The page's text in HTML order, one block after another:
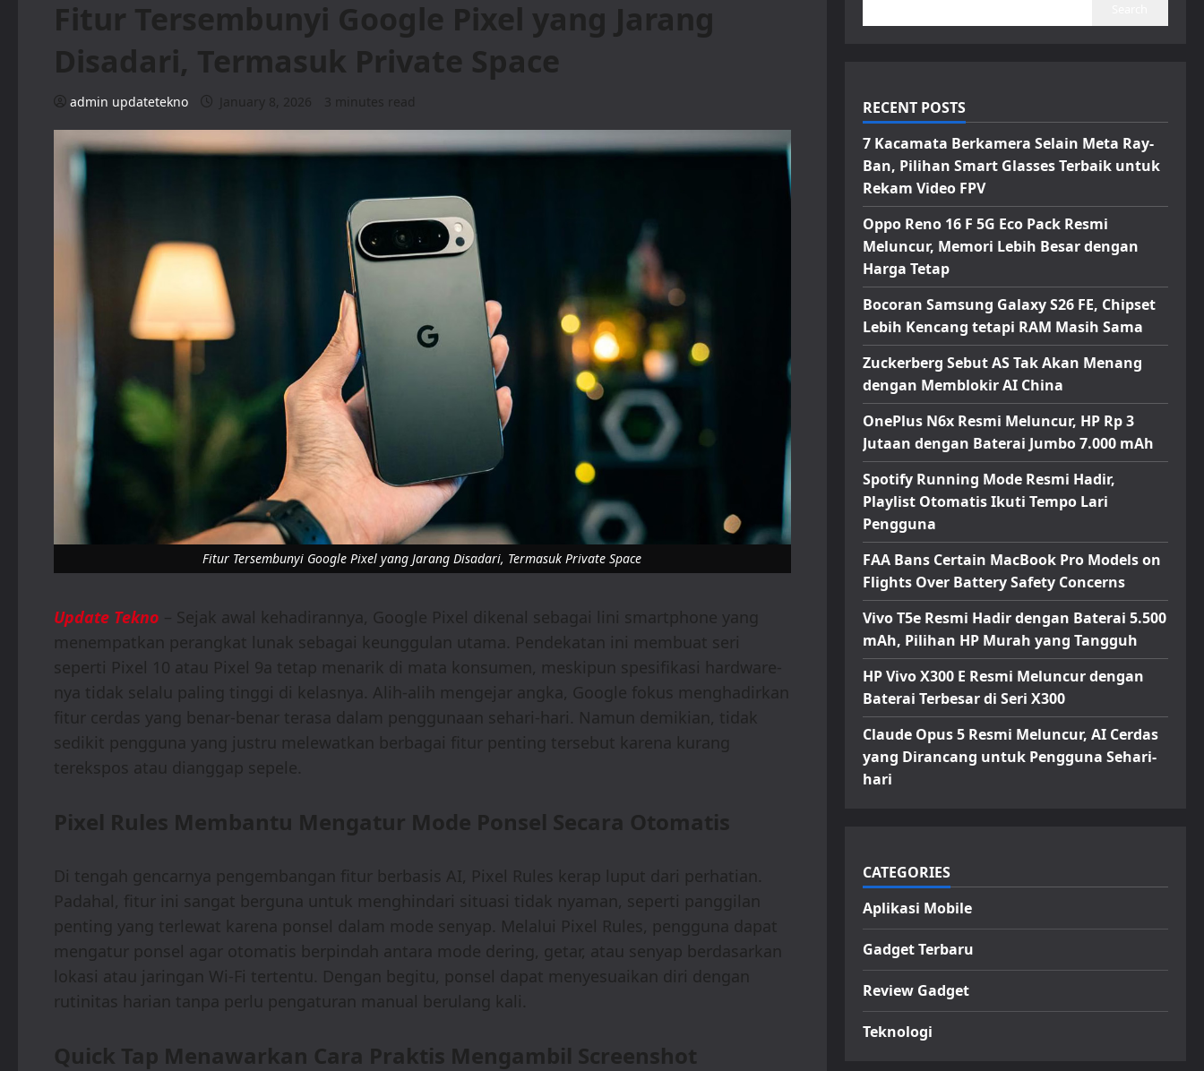
Fitur Tersembunyi Google Pixel yang Jarang
Disadari, Termasuk Private Space
admin updatetekno January 8, 2026 3 minutes read
Fitur Tersembunyi Google Pixel yang Jarang Disadari, Termasuk Private Space
Update Tekno – Sejak awal kehadirannya, Google Pixel dikenal sebagai lini smartphone yang
menempatkan perangkat lunak sebagai keunggulan utama. Pendekatan ini membuat seri
seperti Pixel 10 atau Pixel 9a tetap menarik di mata konsumen, meskipun spesifikasi hardware-
nya tidak selalu paling tinggi di kelasnya. Alih-alih mengejar angka, Google fokus menghadirkan
fitur cerdas yang benar-benar terasa dalam penggunaan sehari-hari. Namun demikian, tidak
sedikit pengguna yang justru melewatkan berbagai fitur penting tersebut karena kurang
terekspos atau dianggap sepele.
Pixel Rules Membantu Mengatur Mode Ponsel Secara Otomatis
Di tengah gencarnya pengembangan fitur berbasis AI, Pixel Rules kerap luput dari perhatian.
Padahal, fitur ini sangat berguna untuk menghindari situasi tidak nyaman, seperti panggilan
penting yang terlewat karena ponsel dalam mode senyap. Melalui Pixel Rules, pengguna dapat
mengatur ponsel agar otomatis berpindah antara mode dering, getar, atau senyap berdasarkan
lokasi atau jaringan Wi-Fi tertentu. Dengan begitu, ponsel dapat menyesuaikan diri dengan
rutinitas harian tanpa perlu pengaturan manual berulang kali.
Quick Tap Menawarkan Cara Praktis Mengambil Screenshot
RECENT POSTS
7 Kacamata Berkamera Selain Meta Ray-
Ban, Pilihan Smart Glasses Terbaik untuk
Rekam Video FPV
Oppo Reno 16 F 5G Eco Pack Resmi
Meluncur, Memori Lebih Besar dengan
Harga Tetap
Bocoran Samsung Galaxy S26 FE, Chipset
Lebih Kencang tetapi RAM Masih Sama
Zuckerberg Sebut AS Tak Akan Menang
dengan Memblokir AI China
OnePlus N6x Resmi Meluncur, HP Rp 3
Jutaan dengan Baterai Jumbo 7.000 mAh
Spotify Running Mode Resmi Hadir,
Playlist Otomatis Ikuti Tempo Lari
Pengguna
FAA Bans Certain MacBook Pro Models on
Flights Over Battery Safety Concerns
Vivo T5e Resmi Hadir dengan Baterai 5.500
mAh, Pilihan HP Murah yang Tangguh
HP Vivo X300 E Resmi Meluncur dengan
Baterai Terbesar di Seri X300
Claude Opus 5 Resmi Meluncur, AI Cerdas
yang Dirancang untuk Pengguna Sehari-
hari
CATEGORIES
Aplikasi Mobile
Gadget Terbaru
Review Gadget
Teknologi